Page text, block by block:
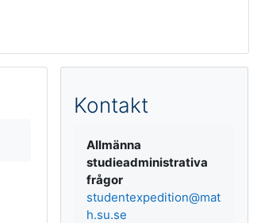
Kontakt
Allmänna
studieadministrativa
frågor
studentexpedition@mat
h.su.se